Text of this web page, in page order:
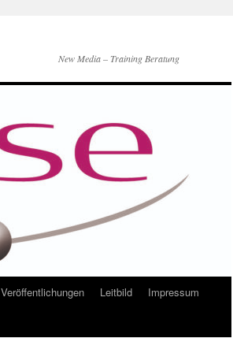
New Media – Training Beratung
Veröffentlichungen Leitbild
Impressum